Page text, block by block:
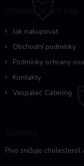
Jak nakupovat
Obchodní podmínky
Podmínky ochrany
Kontakty
Vespalec Catering
Pivo snižuje cholesterol